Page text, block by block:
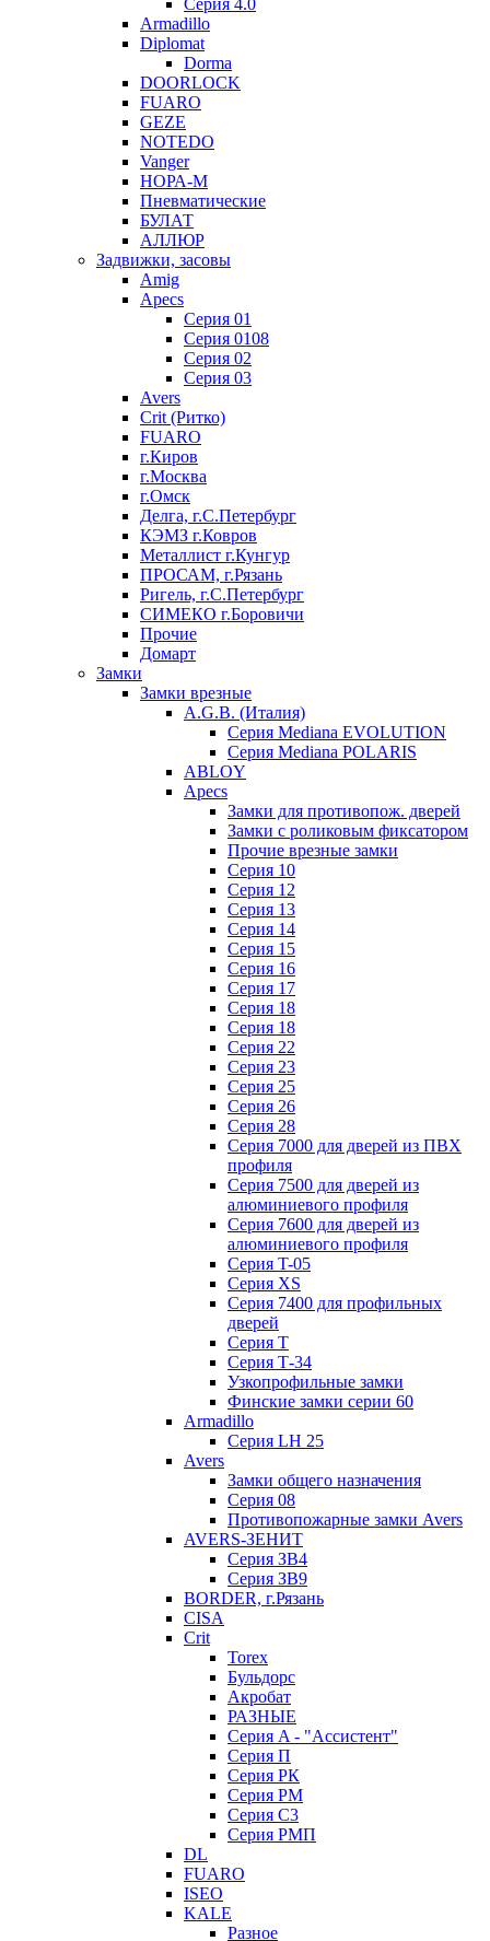
Серия 4.0
Armadillo
Diplomat
Dorma
DOORLOCK
FUARO
GEZE
NOTEDO
Vanger
НОРА-М
Пневматические
БУЛАТ
АЛЛЮР
Задвижки, засовы
Amig
Apecs
Серия 01
Серия 0108
Серия 02
Серия 03
Avers
Crit (Ритко)
FUARO
г.Киров
г.Москва
г.Омск
Делга, г.С.Петербург
КЭМЗ г.Ковров
Металлист г.Кунгур
ПРОСАМ, г.Рязань
Ригель, г.С.Петербург
СИМЕКО г.Боровичи
Прочие
Домарт
Замки
Замки врезные
A.G.B. (Италия)
Серия Mediana EVOLUTION
Серия Mediana POLARIS
ABLOY
Apecs
Замки для противопож. дверей
Замки с роликовым фиксатором
Прочие врезные замки
Серия 10
Серия 12
Серия 13
Серия 14
Серия 15
Серия 16
Серия 17
Серия 18
Серия 18
Серия 22
Серия 23
Серия 25
Серия 26
Серия 28
Серия 7000 для дверей из ПВХ
профиля
Серия 7500 для дверей из
алюминиевого профиля
Серия 7600 для дверей из
алюминиевого профиля
Серия T-05
Серия XS
Серия 7400 для профильных
дверей
Серия Т
Серия Т-34
Узкопрофильные замки
Финские замки серии 60
Armadillo
Серия LH 25
Avers
Замки общего назначения
Серия 08
Противопожарные замки Avers
AVERS-ЗЕНИТ
Серия ЗВ4
Серия ЗВ9
BORDER, г.Рязань
CISA
Crit
Torex
Бульдорс
Акробат
РАЗНЫЕ
Серия A - "Ассистент"
Серия П
Серия РК
Серия РМ
Серия С3
Серия РМП
DL
FUARO
ISEO
KALE
Разное